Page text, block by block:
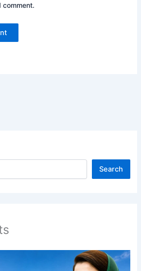
comment.
Search